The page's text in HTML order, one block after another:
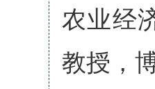
农业经
教授，